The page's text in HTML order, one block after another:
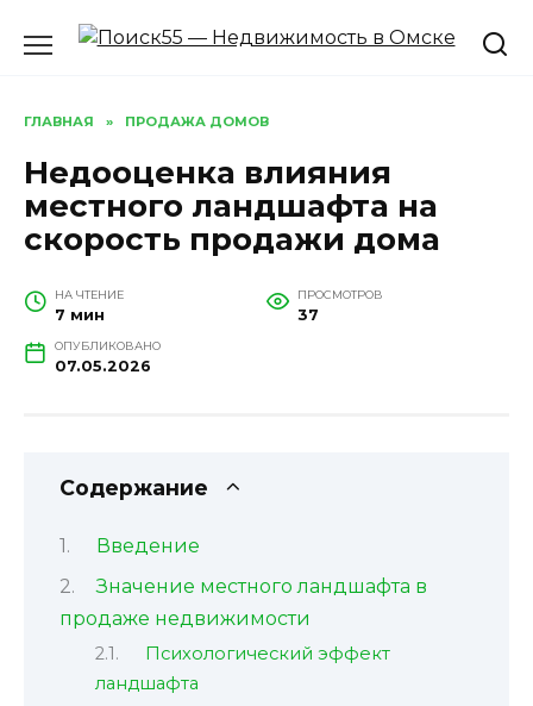
ГЛАВНАЯ » ПРОДАЖА ДОМОВ
Недооценка влияния
местного ландшафта на
скорость продажи дома
НА ЧТЕНИЕ
7 мин
ПРОСМОТРОВ
37
ОПУБЛИКОВАНО
07.05.2026
Содержание
Введение
Значение местного ландшафта в
продаже недвижимости
Психологический эффект
ландшафта